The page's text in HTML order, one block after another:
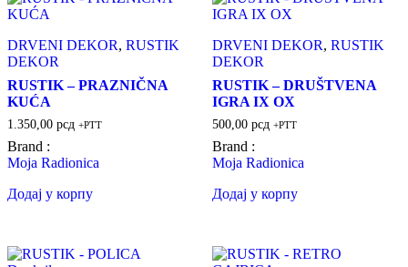
DRVENI DEKOR, RUSTIK
DEKOR
RUSTIK – PRAZNIČNA
KUĆA
1.350,00 рсд +PTT
Brand :
Moja Radionica
Додај у корпу
DRVENI DEKOR, RUSTIK
DEKOR
RUSTIK – DRUŠTVENA
IGRA IX OX
500,00 рсд +PTT
Brand :
Moja Radionica
Додај у корпу